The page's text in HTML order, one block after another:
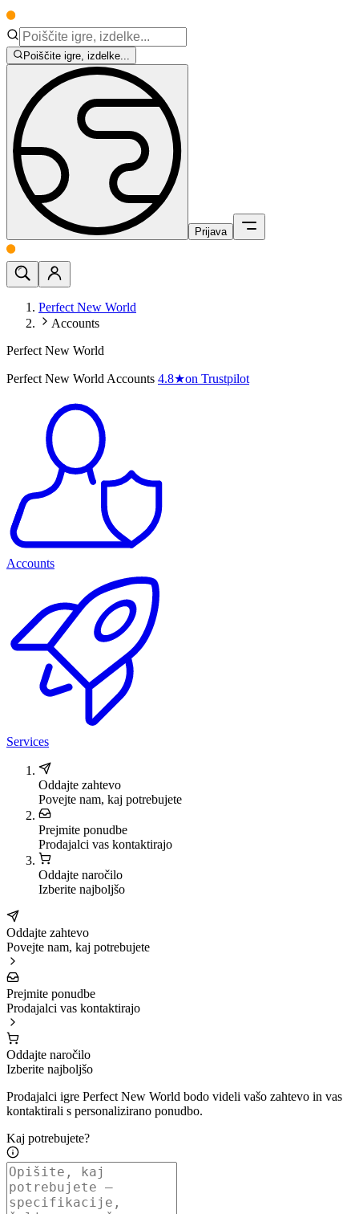
Poiščite igre, izdelke...
Prijava
Perfect New World
Accounts
Perfect New World
Perfect New World Accounts 4.8★on Trustpilot
Accounts
Services
Oddajte zahtevo
Povejte nam, kaj potrebujete
Prejmite ponudbe
Prodajalci vas kontaktirajo
Oddajte naročilo
Izberite najboljšo
Oddajte zahtevo
Povejte nam, kaj potrebujete
Prejmite ponudbe
Prodajalci vas kontaktirajo
Oddajte naročilo
Izberite najboljšo
Prodajalci igre Perfect New World bodo videli vašo zahtevo in vas
kontaktirali s personalizirano ponudbo.
Kaj potrebujete?